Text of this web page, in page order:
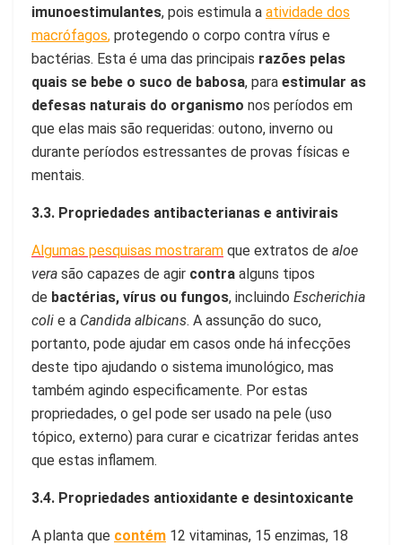
imunoestimulantes, pois estimula a atividade dos
macrófagos, protegendo o corpo contra vírus e
bactérias. Esta é uma das principais razões pelas
quais se bebe o suco de babosa, para estimular as
defesas naturais do organismo nos períodos em
que elas mais são requeridas: outono, inverno ou
durante períodos estressantes de provas físicas e
mentais.
3.3. Propriedades antibacterianas e antivirais
Algumas pesquisas mostraram que extratos de aloe
vera são capazes de agir contra alguns tipos
de bactérias, vírus ou fungos, incluindo Escherichia
coli e a Candida albicans. A assunção do suco,
portanto, pode ajudar em casos onde há infecções
deste tipo ajudando o sistema imunológico, mas
também agindo especificamente. Por estas
propriedades, o gel pode ser usado na pele (uso
tópico, externo) para curar e cicatrizar feridas antes
que estas inflamem.
3.4. Propriedades antioxidante e desintoxicante
A planta que contém 12 vitaminas, 15 enzimas, 18